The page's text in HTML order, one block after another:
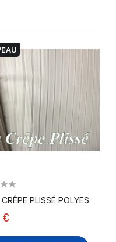
30 MM,... TISSU CRÊPE PLISSÉ
€